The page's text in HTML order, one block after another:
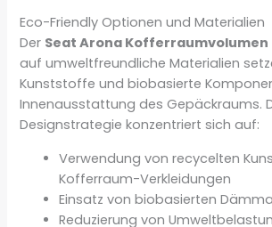
Eco-Friendly Optionen und Materialien
Der Seat Arona Kofferraumvolumen
auf umweltfreundliche Materialien
Kunststoffe und biobasierte
Innenausstattung des Gepäckraums.
Designstrategie konzentriert sich auf:
Verwendung von recycelten
Kofferraum-Verkleidungen
Einsatz von biobasierten
Reduzierung von